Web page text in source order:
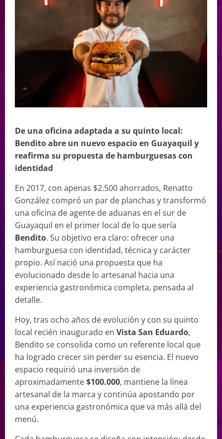
De una oficina adaptada a su quinto local:
Bendito abre un nuevo espacio en Guayaquil y
reafirma su propuesta de hamburguesas con
identidad
En 2017, con apenas $2.500 ahorrados, Renatto
González compró un par de planchas y transformó
una oficina de agente de aduanas en el sur de
Guayaquil en el primer local de lo que sería
Bendito. Su objetivo era claro: ofrecer una
hamburguesa con identidad, técnica y carácter
propio. Así nació una propuesta que ha
evolucionado desde lo artesanal hacia una
experiencia gastronómica completa, pensada al
detalle.
Hoy, tras ocho años de evolución y con su quinto
local recién inaugurado en Vista San Eduardo,
Bendito se consolida como un referente local que
ha logrado crecer sin perder su esencia. El nuevo
espacio requirió una inversión de
aproximadamente$100.000, mantiene la línea
artesanal de la marca y continúa apostando por
una experiencia gastronómica que va más allá del
menú.